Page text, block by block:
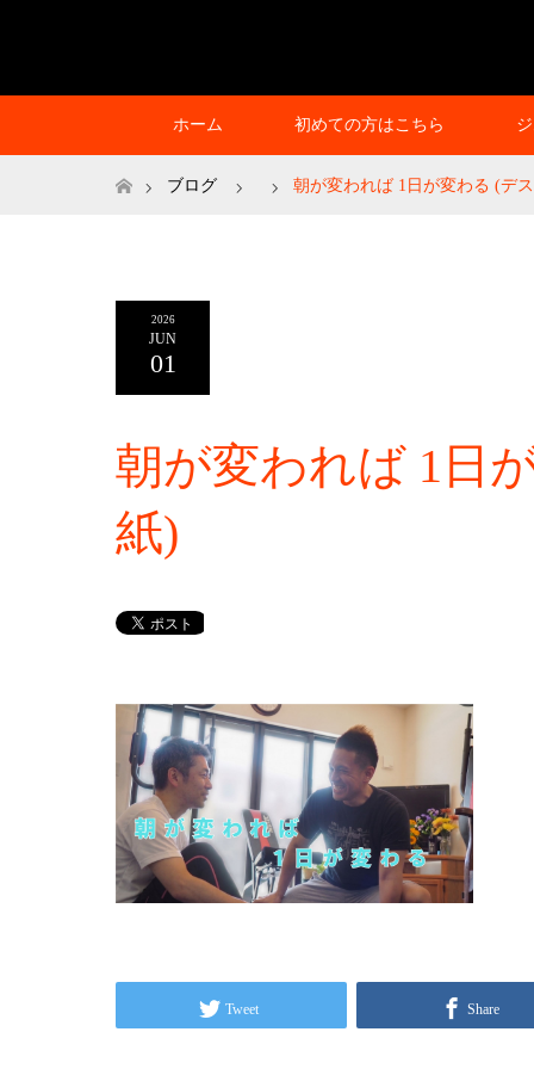
ホーム 初めての方はこちら
ホームブログ 朝が変われば 1日が変わる (デ
2026
JUN
01
朝が変われば 1日
紙)
Tweet Share